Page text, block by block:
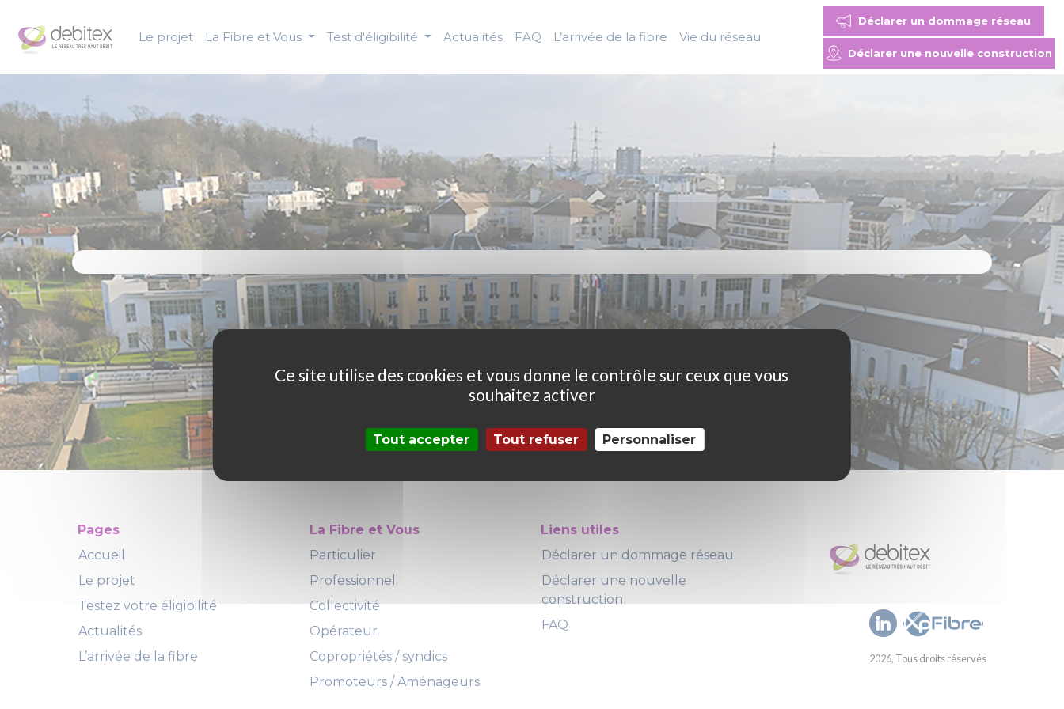
Le projet La Fibre et Vous Test d'éligibilité Actualités FAQ L’arrivée de la fibre Vie du réseau
Déclarer un dommage réseau
Déclarer une nouvelle construction
Pages
Accueil
Le projet
Testez votre éligibilité
Actualités
L’arrivée de la fibre
La Fibre et Vous
Particulier
Professionnel
Collectivité
Opérateur
Copropriétés / syndics
Promoteurs / Aménageurs
Liens utiles
Déclarer un dommage réseau
Déclarer une nouvelle
construction
FAQ
2026, Tous droits réservés
Ce site utilise des cookies et vous donne le contrôle sur ceux que vous
souhaitez activer
Tout accepter Tout refuser Personnaliser